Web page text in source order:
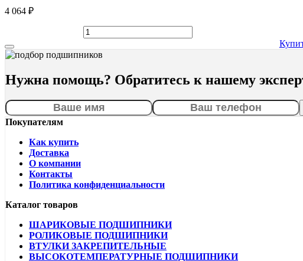
4 064 ₽
Нужна помощь? Обратитесь к нашему
Покупателям
Как купить
Доставка
О компании
Контакты
Политика конфиденциальности
Каталог товаров
ШАРИКОВЫЕ ПОДШИПНИКИ
РОЛИКОВЫЕ ПОДШИПНИКИ
ВТУЛКИ ЗАКРЕПИТЕЛЬНЫЕ
ВЫСОКОТЕМПЕРАТУРНЫЕ ПОДШИПНИКИ